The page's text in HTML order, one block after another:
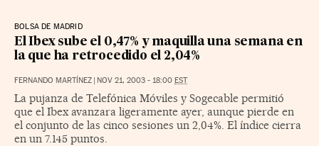
BOLSA DE MADRID
El Ibex sube el 0,47% y maquilla una semana en
la que ha retrocedido el 2,04%
FERNANDO MARTÍNEZ | NOV 21, 2003 - 18:00 EST
La pujanza de Telefónica Móviles y Sogecable permitió
que el Ibex avanzara ligeramente ayer, aunque pierde en
el conjunto de las cinco sesiones un 2,04%. El índice cierra
en un 7.145 puntos.